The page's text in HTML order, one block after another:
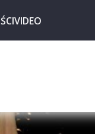
VIDEO